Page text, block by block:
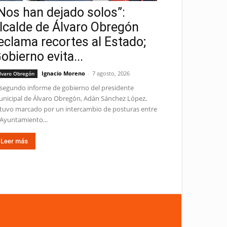
han dejado solos”:
de Álvaro Obregón
recortes al Estado;
evita...
Obregón Ignacio Moreno - 7 agosto, 2026
informe de gobierno del presidente
de Álvaro Obregón, Adán Sánchez López,
marcado por un intercambio de posturas entre
Leer más